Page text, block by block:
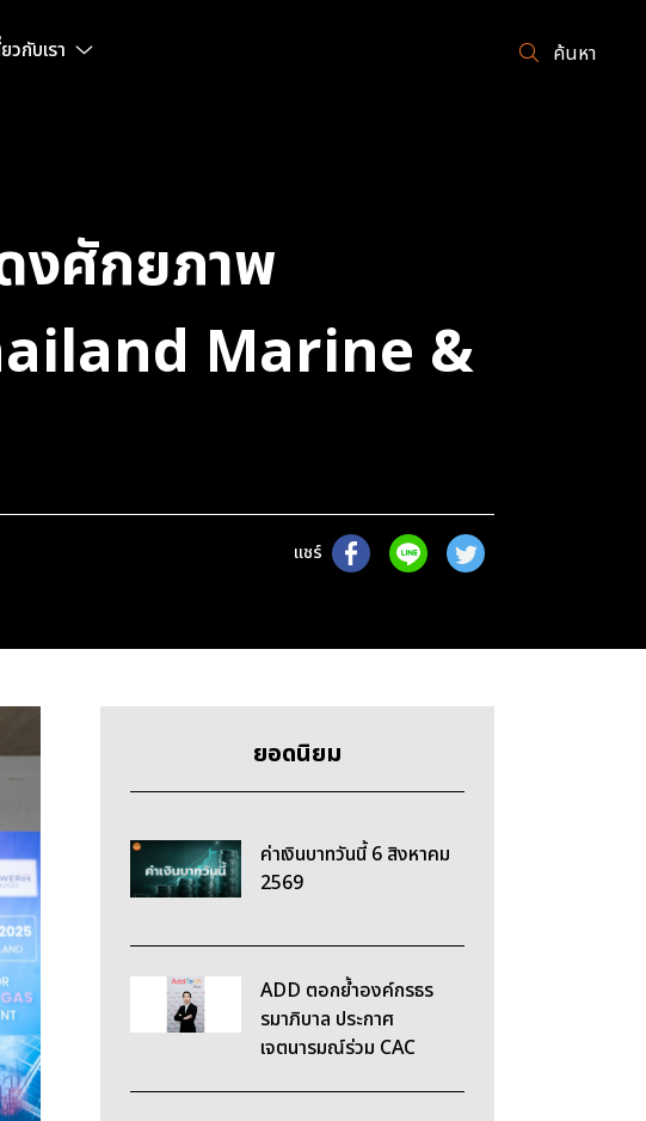
วกับเรา ค้นหา
งศักยภาพ
Marine &
แชร์
ยอดนิยม
ค่าเงินบาทวันนี้ 6 สิงหาคม
2569
ADD ตอกย้ำองค์กรธร
รมาภิบาล ประกาศ
เจตนารมณ์ร่วม CAC